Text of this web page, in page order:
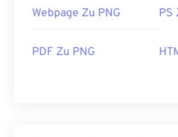
Webpage Zu PNG PS
PDF Zu PNG